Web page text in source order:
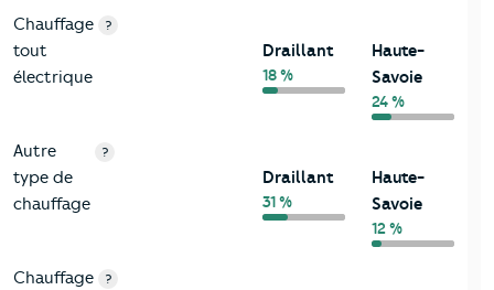
Chauffage
tout
électrique
?
Draillant
18 %
Haute-
Savoie
24 %
Autre
type de
chauffage
?
Draillant
31 %
Haute-
Savoie
12 %
Chauffage
?